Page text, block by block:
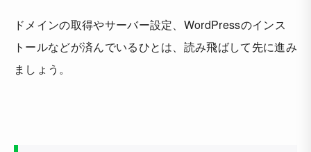
ドメインの取得やサーバー設定、WordPressのインス
トールなどが済んでいるひとは、読み飛ばして先に進み
ましょう。